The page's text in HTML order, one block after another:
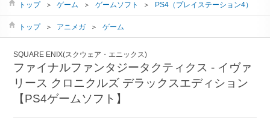
トップ ＞ ゲーム ＞ ゲームソフト ＞ PS4（プレイステーション4）
トップ ＞ アニメガ ＞ ゲーム
SQUARE ENIX(スクウェア・エニックス)
ファイナルファンタジータクティクス - イヴァ
リース クロニクルズ デラックスエディション
【PS4ゲームソフト】